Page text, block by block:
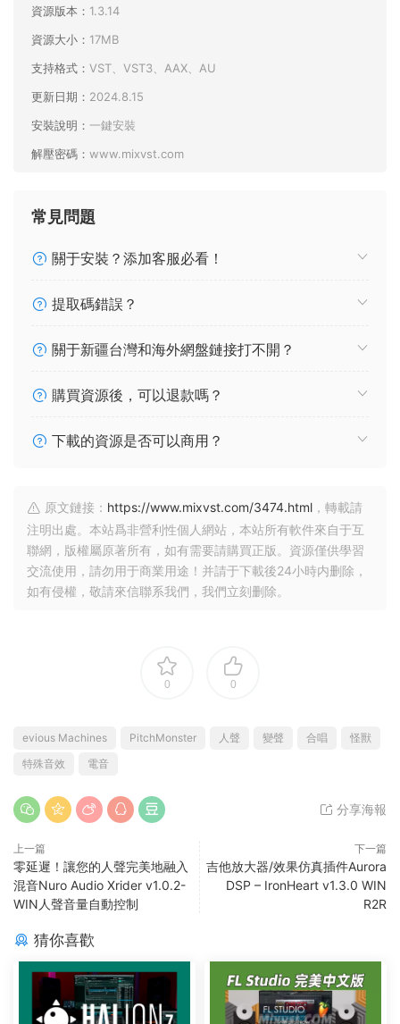
資源版本： 1.3.14
資源大小： 17MB
支持格式： VST、VST3、AAX、AU
更新日期： 2024.8.15
安裝說明： 一鍵安裝
解壓密碼： www.mixvst.com
常見問題
關于安裝？添加客服必看！
提取碼錯誤？
關于新疆台灣和海外網盤鏈接打不開？
購買資源後，可以退款嗎？
下載的資源是否可以商用？
原文鏈接： https://www.mixvst.com/3474.html ，轉載請
注明出處。本站爲非營利性個人網站，本站所有軟件來自于互
聯網，版權屬原著所有，如有需要請購買正版。資源僅供學習
交流使用，請勿用于商業用途！并請于下載後24小時内删除，
如有侵權，敬請來信聯系我們，我們立刻删除。
0 0
evious Machines PitchMonster 人聲 變聲 合唱
怪獸
特殊音效
電音
分享海報
上一篇
零延遲！讓您的人聲完美地融入
混音Nuro Audio Xrider v1.0.2-
WIN人聲音量自動控制
下一篇
吉他放大器/效果仿真插件Aurora
DSP – IronHeart v1.3.0 WIN
R2R
猜你喜歡